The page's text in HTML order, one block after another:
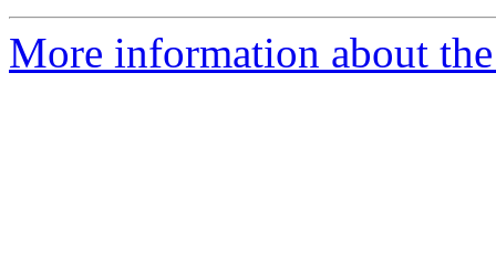
More information about